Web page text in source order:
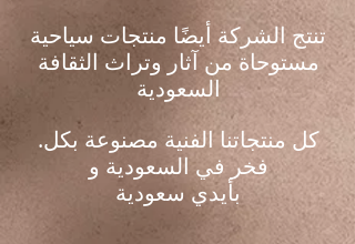
تنتج الشركة أيضًا منتجات سياحية
مستوحاة من آثار وتراث الثقافة
السعودية
.كل منتجاتنا الفنية مصنوعة بكل
فخر في السعودية و
بأيدي سعودية